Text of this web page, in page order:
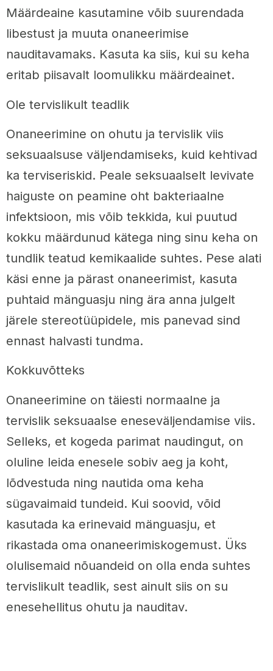
Määrdeaine kasutamine võib suurendada
libestust ja muuta onaneerimise
nauditavamaks. Kasuta ka siis, kui su keha
eritab piisavalt loomulikku määrdeainet.
Ole tervislikult teadlik
Onaneerimine on ohutu ja tervislik viis
seksuaalsuse väljendamiseks, kuid kehtivad
ka terviseriskid. Peale seksuaalselt levivate
haiguste on peamine oht bakteriaalne
infektsioon, mis võib tekkida, kui puutud
kokku määrdunud kätega ning sinu keha on
tundlik teatud kemikaalide suhtes. Pese alati
käsi enne ja pärast onaneerimist, kasuta
puhtaid mänguasju ning ära anna julgelt
järele stereotüüpidele, mis panevad sind
ennast halvasti tundma.
Kokkuvõtteks
Onaneerimine on täiesti normaalne ja
tervislik seksuaalse eneseväljendamise viis.
Selleks, et kogeda parimat naudingut, on
oluline leida enesele sobiv aeg ja koht,
lõdvestuda ning nautida oma keha
sügavaimaid tundeid. Kui soovid, võid
kasutada ka erinevaid mänguasju, et
rikastada oma onaneerimiskogemust. Üks
olulisemaid nõuandeid on olla enda suhtes
tervislikult teadlik, sest ainult siis on su
enesehellitus ohutu ja nauditav.